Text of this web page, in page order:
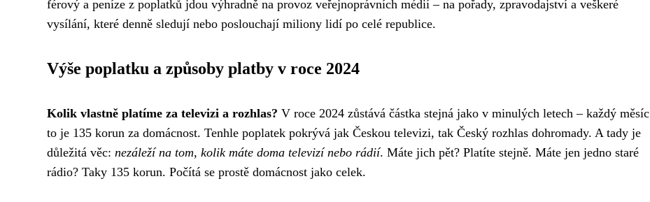
férový a peníze z poplatků jdou výhradně na provoz veřejnoprávních médií – na pořady, zpravodajství a veškeré
vysílání, které denně sledují nebo poslouchají miliony lidí po celé republice.
Výše poplatku a způsoby platby v roce 2024
Kolik vlastně platíme za televizi a rozhlas? V roce 2024 zůstává částka stejná jako v minulých letech – každý měsíc
to je 135 korun za domácnost. Tenhle poplatek pokrývá jak Českou televizi, tak Český rozhlas dohromady. A tady je
důležitá věc: nezáleží na tom, kolik máte doma televizí nebo rádií. Máte jich pět? Platíte stejně. Máte jen jedno staré
rádio? Taky 135 korun. Počítá se prostě domácnost jako celek.